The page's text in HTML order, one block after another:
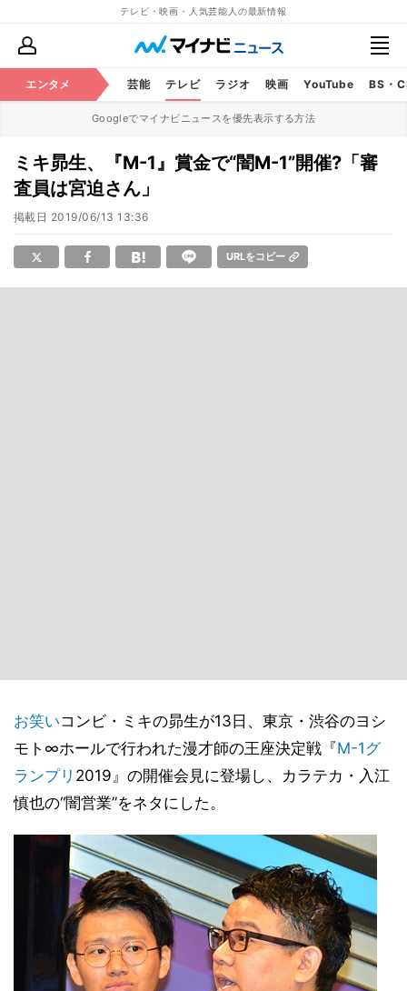
テレビ・映画・人気芸能人の最新情報
エンタメ 芸能 テレビ ラジオ 映画 YouTube BS・
Googleでマイナビニュースを優先表示する方法
ミキ昴生、『M-1』賞金で“闇M-1”開催?「審
査員は宮迫さん」
掲載日 2019/06/13 13:36
URLをコピー
お笑いコンビ・ミキの昴生が13日、東京・渋谷のヨシ
モト∞ホールで行われた漫才師の王座決定戦『M-1グ
ランプリ 2019』の開催会見に登場し、カラテカ・入江
慎也の“闇営業”をネタにした。